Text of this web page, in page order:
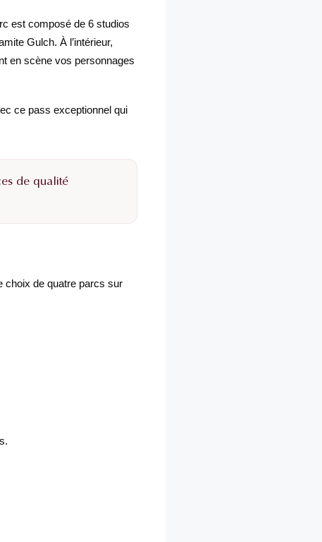
est composé de 6 studios
Gulch. À l’intérieur,
en scène vos personnages
ce pass exceptionnel qui
de qualité
choix de quatre parcs sur